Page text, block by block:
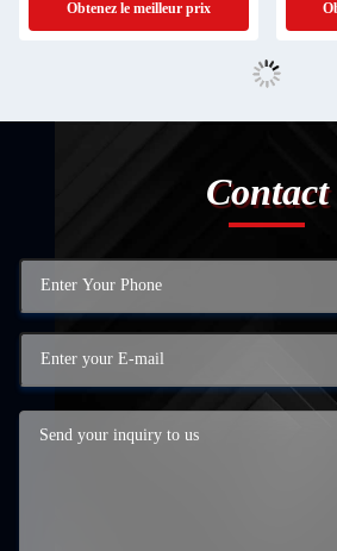
Obtenez le meilleur prix
Contact